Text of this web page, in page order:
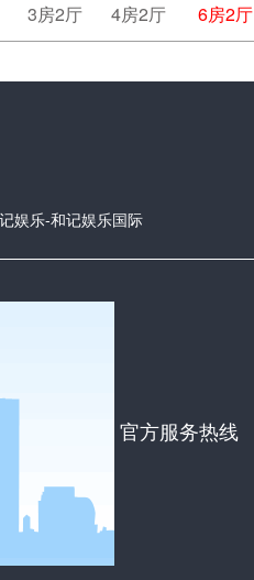
3房2厅 4房2厅 6房2厅
娱乐-和记娱乐国际
官方服务热线